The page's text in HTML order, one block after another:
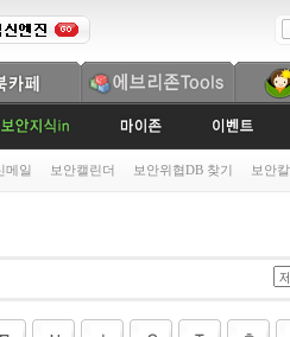
메일 보안캘린더 보안위협DB 찾기 보안